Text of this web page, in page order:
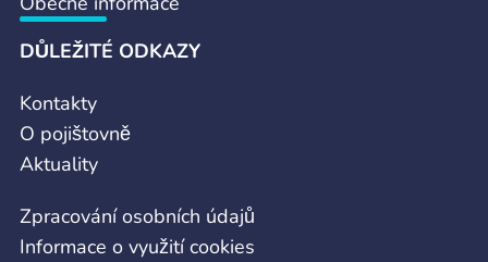
DŮLEŽITÉ ODKAZY
Kontakty
O pojištovně
Aktuality
Zpracování osobních údajů
Informace o využití cookies